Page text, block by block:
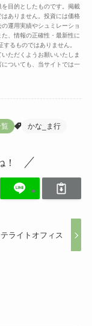
目的としたものです。掲載
ありません。投資には価格
運用実績やシュミレーショ
、情報の正確性・最新性に
るものではありません。
ただくようお願いいたしま
ついても、当サイトでは一
かな_ま行
ライトオフィス